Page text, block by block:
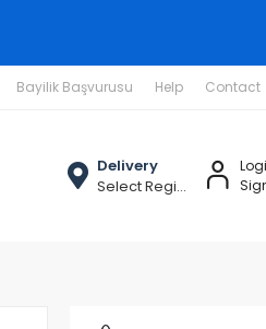
Bayilik Başvurusu Help Contact
Delivery
Select Region